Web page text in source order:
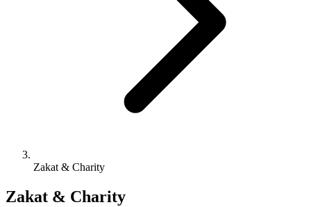
Zakat & Charity
Zakat & Charity